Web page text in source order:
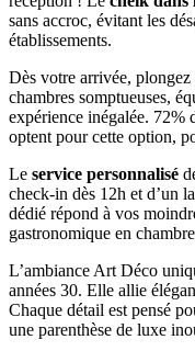
sans accroc, évitant les
établissements.
Dès votre arrivée,
chambres somptueuses,
expérience inégalée. 72%
optent pour cette option,
Le service personnalisé
check-in dès 12h et d’un
dédié répond à vos
gastronomique en
L’ambiance Art Déco
années 30. Elle allie
Chaque détail est pensé
une parenthèse de luxe